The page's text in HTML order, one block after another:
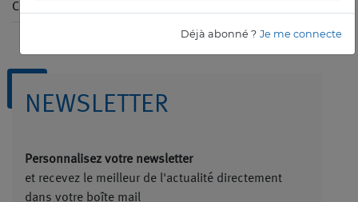
Déjà abonné ? Je me connecte
Chine
NEWSLETTER
Personnalisez votre newsletter
et recevez le meilleur de l'actualité directement
dans votre boîte mail